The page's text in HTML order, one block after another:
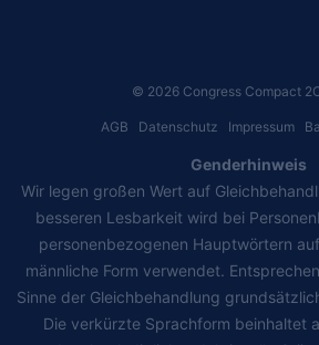
© 2026 Congress Compact
AGB Datenschutz Impressum
Genderhinweis
Wir legen großen Wert auf
besseren Lesbarkeit wird bei
personenbezogenen Hauptwörtern
männliche Form verwendet.
Sinne der Gleichbehandlung
Die verkürzte Sprachform beinhaltet